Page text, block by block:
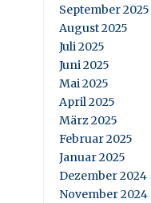
September 2025
August 2025
Juli 2025
Juni 2025
Mai 2025
April 2025
März 2025
Februar 2025
Januar 2025
Dezember 2024
November 2024